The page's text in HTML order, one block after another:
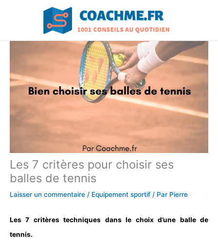
Les 7 critères pour choisir ses
balles de tennis
Laisser un commentaire / Equipement sportif / Par Pierre
Les 7 critères techniques dans le choix d’une balle de
tennis.